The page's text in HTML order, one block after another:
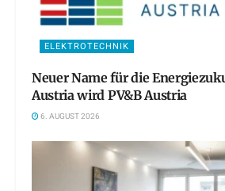
ELEKTROTECHNIK
Neuer Name für die
Austria wird PV&B Austria
6. AUGUST 2026